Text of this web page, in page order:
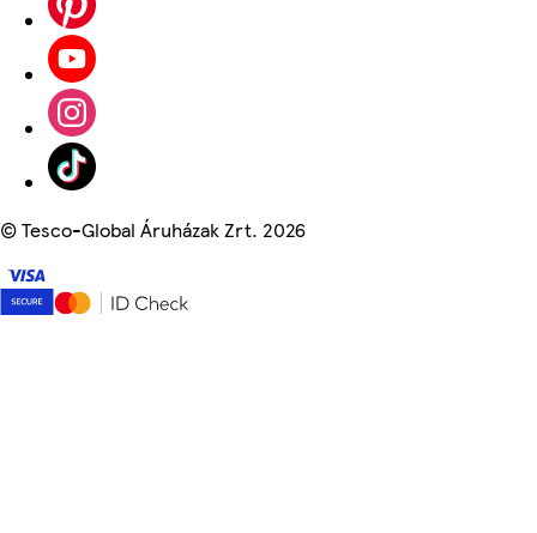
©Tesco-Global Áruházak Zrt. 2026